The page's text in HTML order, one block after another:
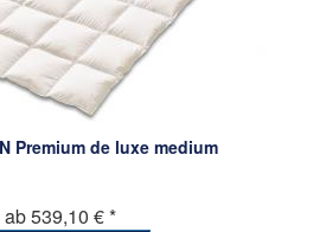
Premium de luxe medium
ab 539,10 € *